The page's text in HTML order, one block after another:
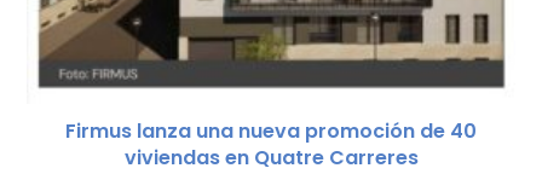
Firmus lanza una nueva promoción de 40
viviendas en Quatre Carreres